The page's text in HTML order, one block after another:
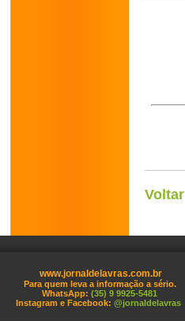
Voltar
www.jornaldelavras.com.br
Para quem leva a informação a sério.
WhatsApp: (35) 9 9925-5481
Instagram e Facebook: @jornaldelavras